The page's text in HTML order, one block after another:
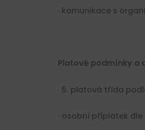
· komunikace s
Platové podmínky a
· 5. platová třída
· osobní příplatek